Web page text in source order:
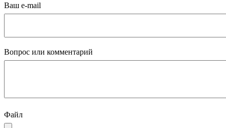
Ваш e-mail
Вопрос или комментарий
Файл